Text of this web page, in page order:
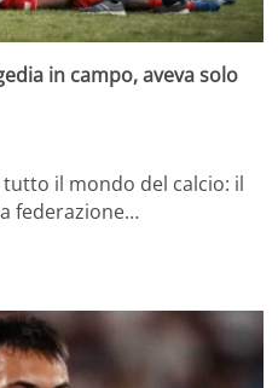
in campo, aveva solo
il mondo del calcio: il
federazione…